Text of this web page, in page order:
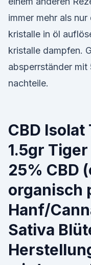
immer mehr als
kristalle in öl
kristalle dampfen.
absperrständer
nachteile.
CBD Isolat
1.5gr
25% CBD
organisch
Hanf/
Sativa